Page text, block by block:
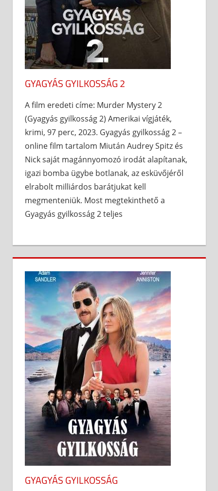
GYAGYÁS GYILKOSSÁG 2
A film eredeti címe: Murder Mystery 2
(Gyagyás gyilkosság 2) Amerikai vígjáték,
krimi, 97 perc, 2023. Gyagyás gyilkosság 2 –
online film tartalom Miután Audrey Spitz és
Nick saját magánnyomozó irodát alapítanak,
igazi bomba ügybe botlanak, az esküvőjéről
elrabolt milliárdos barátjukat kell
megmenteniük. Most megtekinthető a
Gyagyás gyilkosság 2 teljes
GYAGYÁS GYILKOSSÁG